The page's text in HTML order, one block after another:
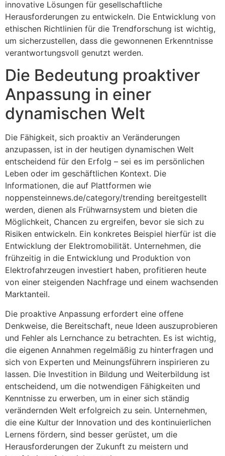
innovative Lösungen für gesellschaftliche
Herausforderungen zu entwickeln. Die Entwicklung von
ethischen Richtlinien für die Trendforschung ist wichtig,
um sicherzustellen, dass die gewonnenen Erkenntnisse
verantwortungsvoll genutzt werden.
Die Bedeutung proaktiver
Anpassung in einer
dynamischen Welt
Die Fähigkeit, sich proaktiv an Veränderungen
anzupassen, ist in der heutigen dynamischen Welt
entscheidend für den Erfolg – sei es im persönlichen
Leben oder im geschäftlichen Kontext. Die
Informationen, die auf Plattformen wie
noppensteinnews.de/category/trending bereitgestellt
werden, dienen als Frühwarnsystem und bieten die
Möglichkeit, Chancen zu ergreifen, bevor sie sich zu
Risiken entwickeln. Ein konkretes Beispiel hierfür ist die
Entwicklung der Elektromobilität. Unternehmen, die
frühzeitig in die Entwicklung und Produktion von
Elektrofahrzeugen investiert haben, profitieren heute
von einer steigenden Nachfrage und einem wachsenden
Marktanteil.
Die proaktive Anpassung erfordert eine offene
Denkweise, die Bereitschaft, neue Ideen auszuprobieren
und Fehler als Lernchance zu betrachten. Es ist wichtig,
die eigenen Annahmen regelmäßig zu hinterfragen und
sich von Experten und Meinungsführern inspirieren zu
lassen. Die Investition in Bildung und Weiterbildung ist
entscheidend, um die notwendigen Fähigkeiten und
Kenntnisse zu erwerben, um in einer sich ständig
verändernden Welt erfolgreich zu sein. Unternehmen,
die eine Kultur der Innovation und des kontinuierlichen
Lernens fördern, sind besser gerüstet, um die
Herausforderungen der Zukunft zu meistern und